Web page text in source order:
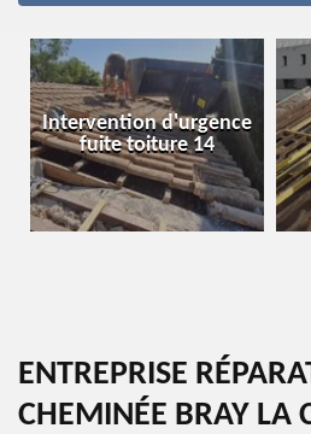
Intervention d'urgence
fuite toiture 14
ENTREPRISE
CHEMINÉE BRAY LA